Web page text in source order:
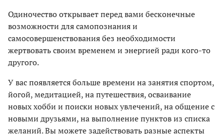
Одиночество открывает перед вами бесконечные
возможности для самопознания и
самосовершенствования без необходимости
жертвовать своим временем и энергией ради кого-то
другого.
У вас появляется больше времени на занятия спортом,
йогой, медитацией, на путешествия, осваивание
новых хобби и поиски новых увлечений, на общение с
новыми друзьями, на выполнение пунктов из списка
желаний. Вы можете задействовать разные аспекты